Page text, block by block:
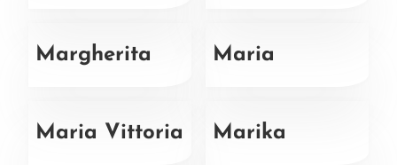
Margherita Maria
Maria Vittoria Marika